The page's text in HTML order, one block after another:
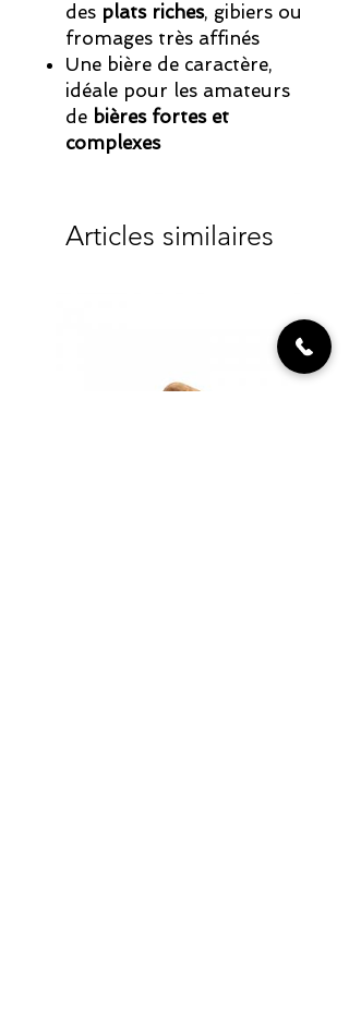
des plats riches, gibiers ou
fromages très affinés
Une bière de caractère,
idéale pour les amateurs
de bières fortes et
complexes
Articles similaires